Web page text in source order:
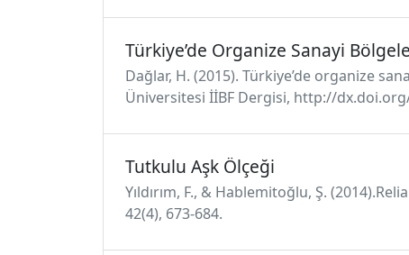
Türkiye’de Organize Sanayi
Dağlar, H. (2015). Türkiye’de organize
Üniversitesi İİBF Dergisi, http://
Tutkulu Aşk Ölçeği
Yıldırım, F., & Hablemitoğlu, Ş.
42(4), 673-684.